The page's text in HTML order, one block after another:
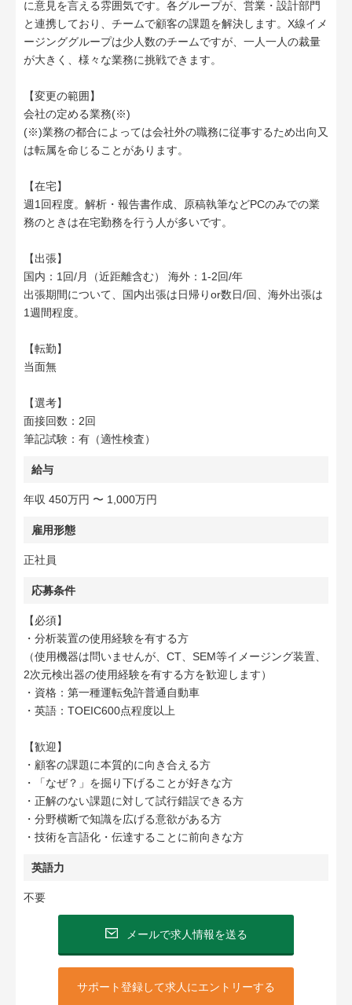
に意見を言える雰囲気です。各グループが、営業・設計部門
と連携しており、チームで顧客の課題を解決します。X線イメ
ージンググループは少人数のチームですが、一人一人の裁量
が大きく、様々な業務に挑戦できます。
【変更の範囲】
会社の定める業務(※)
(※)業務の都合によっては会社外の職務に従事するため出向又
は転属を命じることがあります。
【在宅】
週1回程度。解析・報告書作成、原稿執筆などPCのみでの業
務のときは在宅勤務を行う人が多いです。
【出張】
国内：1回/月（近距離含む） 海外：1-2回/年
出張期間について、国内出張は日帰りor数日/回、海外出張は
1週間程度。
【転勤】
当面無
【選考】
面接回数：2回
筆記試験：有（適性検査）
給与
年収 450万円 〜 1,000万円
雇用形態
正社員
応募条件
【必須】
・分析装置の使用経験を有する方
（使用機器は問いませんが、CT、SEM等イメージング装置、
2次元検出器の使用経験を有する方を歓迎します）
・資格：第一種運転免許普通自動車
・英語：TOEIC600点程度以上
【歓迎】
・顧客の課題に本質的に向き合える方
・「なぜ？」を掘り下げることが好きな方
・正解のない課題に対して試行錯誤できる方
・分野横断で知識を広げる意欲がある方
・技術を言語化・伝達することに前向きな方
英語力
不要
メールで求人情報を送る
サポート登録して求人にエントリーする